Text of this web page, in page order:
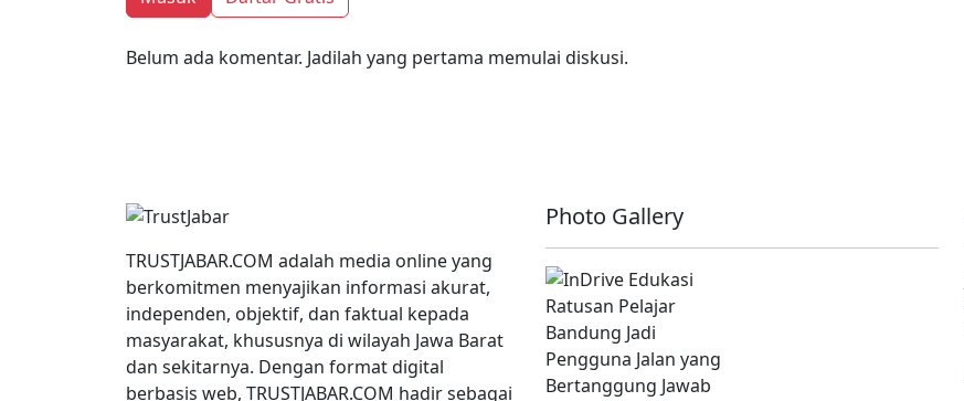
Belum ada komentar. Jadilah yang pertama memulai diskusi.
TRUSTJABAR.COM adalah media online yang
berkomitmen menyajikan informasi akurat,
independen, objektif, dan faktual kepada
masyarakat, khususnya di wilayah Jawa Barat
dan sekitarnya. Dengan format digital
berbasis web, TRUSTJABAR.COM hadir sebagai
Photo Gallery